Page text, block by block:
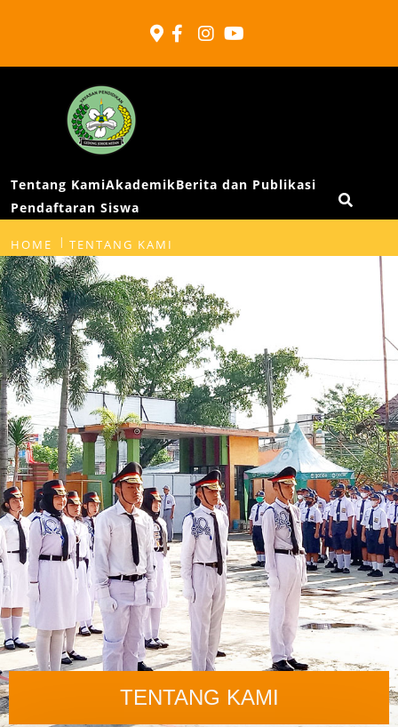
Primbana
Tentang KamiAkademikBerita dan Publikasi
Pendaftaran Siswa
HOME TENTANG KAMI
TENTANG KAMI